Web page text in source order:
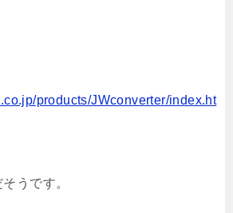
products/JWconverter/index.ht
うです。